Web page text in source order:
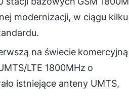
modernizacji, w ciągu kilku
na świecie komercyjną
LTE 1800MHz o
istniejące anteny UMTS,